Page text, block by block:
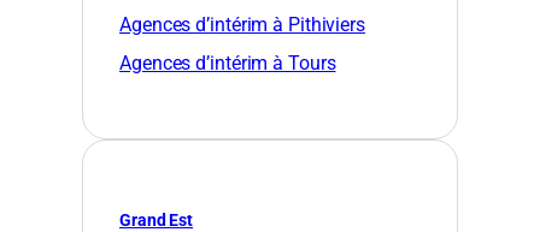
Agences d’intérim à Pithiviers
Agences d’intérim à Tours
Grand Est